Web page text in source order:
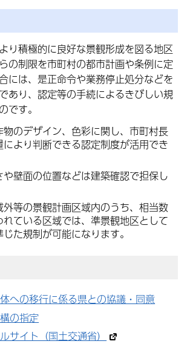
り積極的に良好な景観形成を図る地区
の制限を市町村の都市計画や条例に定
には、是正命令や業務停止処分などを
あり、認定等の手続によるきびしい規
です。
のデザイン、色彩に関し、市町村長
により判断できる認定制度が活用でき
壁面の位置などは建築確認で担保し
等の景観計画区域内のうち、相当数
れている区域では、準景観地区として
た規制が可能になります。
への移行に係る県との協議・同意
の指定
サイト（国土交通省）